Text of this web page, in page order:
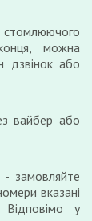
можна
дзвінок або
вайбер або
замовляйте
вказані
у